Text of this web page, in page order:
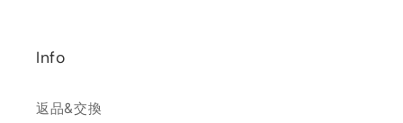
Info
返品&交換